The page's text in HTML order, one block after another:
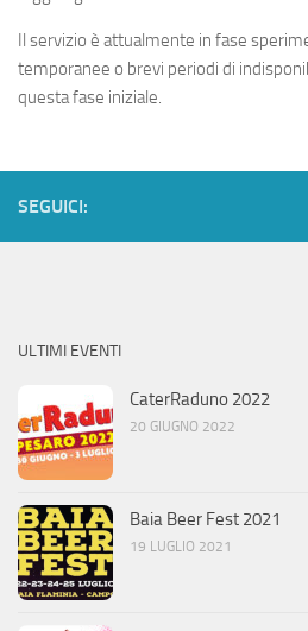
Il servizio è attualmente in fase
temporanee o brevi periodi di
questa fase iniziale.
SEGUICI:
ULTIMI EVENTI
CaterRaduno 2022
20 GIUGNO 2022
Baia Beer Fest 2021
19 LUGLIO 2021